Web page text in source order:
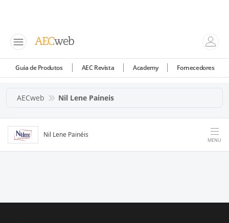
Guia de Produtos AEC Revista Academy Fornecedores
AECweb Nil Lene Paineis
Nil Lene Painéis
MENU